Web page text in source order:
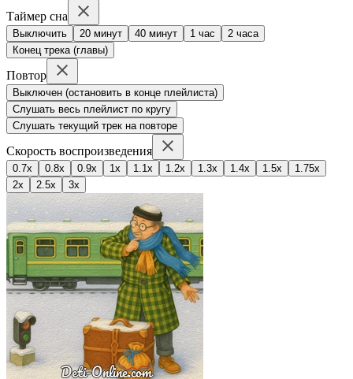
Таймер сна
Выключить 20 минут 40 минут 1 час
2 часа
Конец трека (главы)
Повтор
Выключен (остановить в конце плейлиста)
Слушать весь плейлист по кругу
Слушать текущий трек на повторе
Скорость воспроизведения
0.7x 0.8x 0.9x 1x 1.1x 1.2x 1.3x 1.4x 1.5x
1.75x
2x
2.5x 3x